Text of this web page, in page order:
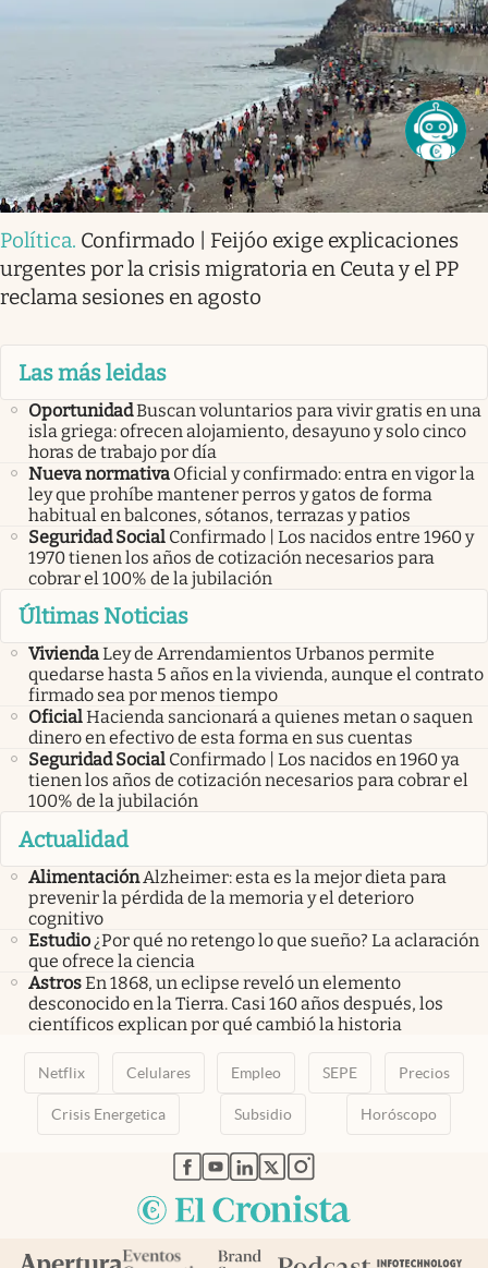
Política. Confirmado | Feijóo exige explicaciones
urgentes por la crisis migratoria en Ceuta y el PP
reclama sesiones en agosto
Las más leidas
OportunidadBuscan voluntarios para vivir gratis en una
isla griega: ofrecen alojamiento, desayuno y solo cinco
horas de trabajo por día
Nueva normativa Oficial y confirmado: entra en vigor la
ley que prohíbe mantener perros y gatos de forma
habitual en balcones, sótanos, terrazas y patios
Seguridad Social Confirmado | Los nacidos entre 1960 y
1970 tienen los años de cotización necesarios para
cobrar el 100% de la jubilación
Últimas Noticias
ViviendaLey de Arrendamientos Urbanos permite
quedarse hasta 5 años en la vivienda, aunque el contrato
firmado sea por menos tiempo
OficialHacienda sancionará a quienes metan o saquen
dinero en efectivo de esta forma en sus cuentas
Seguridad Social Confirmado | Los nacidos en 1960 ya
tienen los años de cotización necesarios para cobrar el
100% de la jubilación
Actualidad
AlimentaciónAlzheimer: esta es la mejor dieta para
prevenir la pérdida de la memoria y el deterioro
cognitivo
Estudio¿Por qué no retengo lo que sueño? La aclaración
que ofrece la ciencia
AstrosEn 1868, un eclipse reveló un elemento
desconocido en la Tierra. Casi 160 años después, los
científicos explican por qué cambió la historia
Netflix Celulares Empleo SEPE Precios
Crisis Energetica Subsidio Horóscopo
abre en nueva pestaña
abre en nueva pestaña
abre en nueva pestaña
abre en nueva pestaña
abre en nueva pestaña